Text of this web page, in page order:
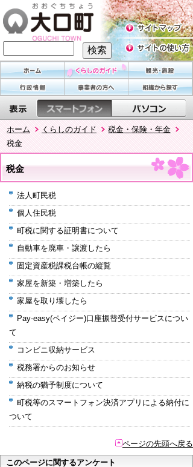
ホーム くらしのガイド
税金・保険・年金
税金
税金
法人町民税
個人住民税
町税に関する証明書について
自動車を廃車・譲渡したら
固定資産税課税台帳の縦覧
家屋を新築・増築したら
家屋を取り壊したら
Pay-easy(ペイジー)口座振替受付サービスについ
て
コンビニ収納サービス
税務署からのお知らせ
納税の猶予制度について
町税等のスマートフォン決済アプリによる納付に
ついて
ページの先頭へ戻る
このページに関するアンケート